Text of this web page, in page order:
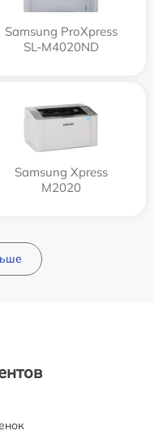
Samsung ProXpress
SL-M4020ND
Samsung Xpress
M2020